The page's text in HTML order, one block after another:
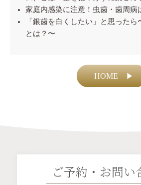
家庭内感染に注意！虫歯・歯周病
「銀歯を白くしたい」と思った
とは？〜
HOME ▶
ご予約・お問い